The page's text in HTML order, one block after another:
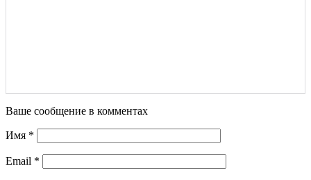
Ваше сообщение в комментах
Имя *
Email *